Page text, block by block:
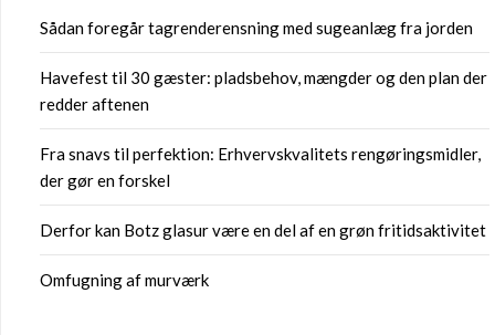
Sådan foregår tagrenderensning med sugeanlæg fra jorden
Havefest til 30 gæster: pladsbehov, mængder og den plan der
redder aftenen
Fra snavs til perfektion: Erhvervskvalitets rengøringsmidler,
der gør en forskel
Derfor kan Botz glasur være en del af en grøn fritidsaktivitet
Omfugning af murværk